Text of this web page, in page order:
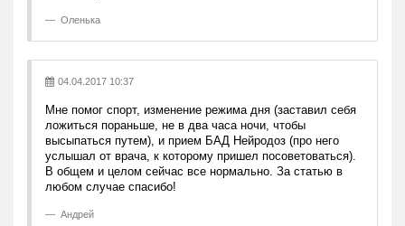
Оленька
04.04.2017 10:37
Мне помог спорт, изменение режима дня (заставил себя
ложиться пораньше, не в два часа ночи, чтобы
высыпаться путем), и прием БАД Нейродоз (про него
услышал от врача, к которому пришел посоветоваться).
В общем и целом сейчас все нормально. За статью в
любом случае спасибо!
Андрей